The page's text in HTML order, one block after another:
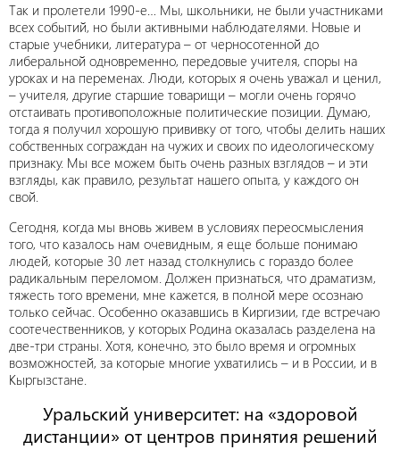
Так и пролетели 1990-е… Мы, школьники, не были участниками
всех событий, но были активными наблюдателями. Новые и
старые учебники, литература – от черносотенной до
либеральной одновременно, передовые учителя, споры на
уроках и на переменах. Люди, которых я очень уважал и ценил,
– учителя, другие старшие товарищи – могли очень горячо
отстаивать противоположные политические позиции. Думаю,
тогда я получил хорошую прививку от того, чтобы делить наших
собственных сограждан на чужих и своих по идеологическому
признаку. Мы все можем быть очень разных взглядов – и эти
взгляды, как правило, результат нашего опыта, у каждого он
свой.
Сегодня, когда мы вновь живем в условиях переосмысления
того, что казалось нам очевидным, я еще больше понимаю
людей, которые 30 лет назад столкнулись с гораздо более
радикальным переломом. Должен признаться, что драматизм,
тяжесть того времени, мне кажется, в полной мере осознаю
только сейчас. Особенно оказавшись в Киргизии, где встречаю
соотечественников, у которых Родина оказалась разделена на
две-три страны. Хотя, конечно, это было время и огромных
возможностей, за которые многие ухватились – и в России, и в
Кыргызстане.
Уральский университет: на «здоровой
дистанции» от центров принятия решений